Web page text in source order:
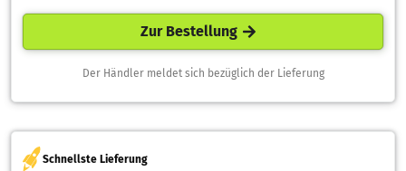
Zur Bestellung
Der Händler meldet sich bezüglich der Lieferung
Schnellste Lieferung